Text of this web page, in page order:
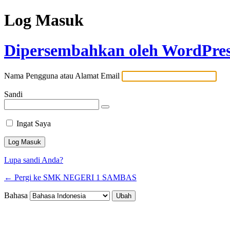
Log Masuk
Dipersembahkan oleh
Nama Pengguna atau Alamat Email
Sandi
Ingat Saya
Lupa sandi Anda?
← Pergi ke SMK NEGERI 1 SAMBAS
Bahasa